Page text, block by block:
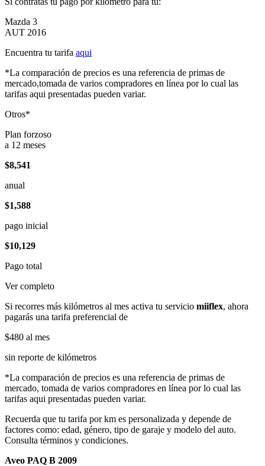
Mazda 3
AUT 2016
Encuentra tu tarifa aqui
*La comparación de precios es una referencia de primas de
mercado,tomada de varios compradores en línea por lo cual las
tarifas aqui presentadas pueden variar.
Otros*
Plan forzoso
a 12 meses
$8,541
anual
$1,588
pago inicial
$10,129
Pago total
Ver completo
Si recorres más kilómetros al mes activa tu servicio miiflex, ahora
pagarás una tarifa preferencial de
$480 al mes
sin reporte de kilómetros
*La comparación de precios es una referencia de primas de
mercado, tomada de varios compradores en línea por lo cual las
tarifas aqui presentadas pueden variar.
Recuerda que tu tarifa por km es personalizada y depende de
factores como: edad, género, tipo de garaje y modelo del auto.
Consulta términos y condiciones.
Aveo PAQ B 2009